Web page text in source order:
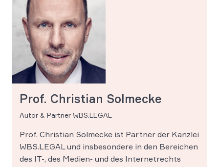
Prof. Christian Solmecke
Autor & Partner WBS.LEGAL
Prof. Christian Solmecke ist Partner der Kanzlei
WBS.LEGAL und insbesondere in den Bereichen
des IT-, des Medien- und des Internetrechts